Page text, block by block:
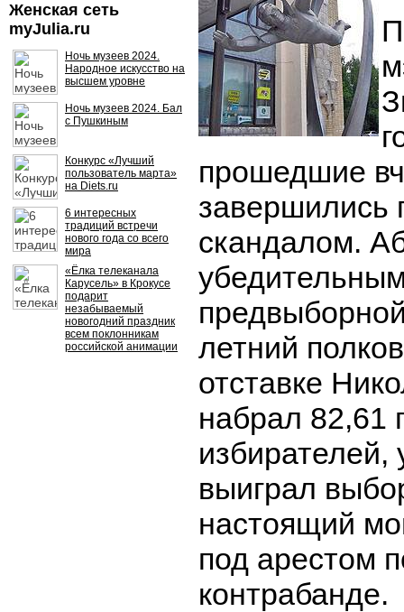
Женская сеть
myJulia.ru
Ночь музеев 2024.
Народное искусство на
высшем уровне
Ночь музеев 2024. Бал
с Пушкиным
Конкурс «Лучший
пользователь марта»
на Diets.ru
6 интересных
традиций встречи
нового года со всего
мира
«Ёлка телеканала
Карусель» в Крокусе
подарит
незабываемый
новогодний праздник
всем поклонникам
российской анимации
прошедшие
завершились
скандалом.
летний
отставке
набрал 82,61
избирателей,
выиграл
настоящий
под арестом
контрабанде.